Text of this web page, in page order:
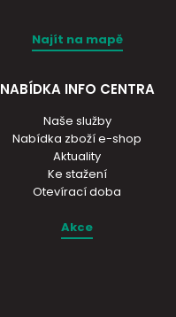
Najít na mapě
NABÍDKA INFO CENTRA
Naše služby
Nabídka zboží e-shop
Aktuality
Ke stažení
Otevírací doba
Akce